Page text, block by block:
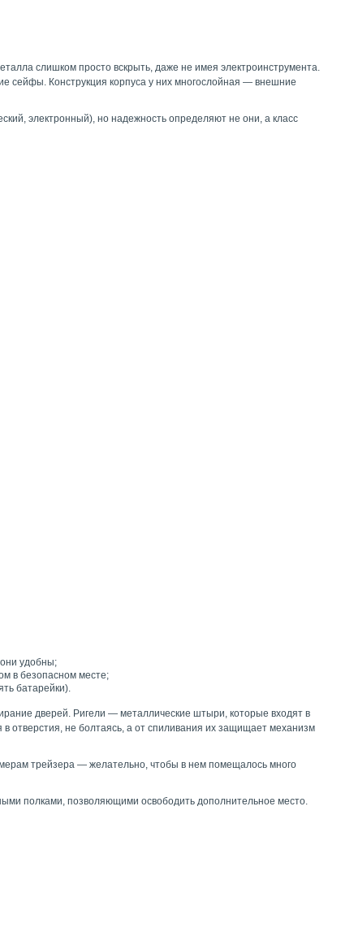
слишком просто вскрыть, даже не имея электроинструмента.
сейфы. Конструкция корпуса у них многослойная — внешние
электронный), но надежность определяют не они, а класс
удобны;
в безопасном месте;
батарейки).
дверей. Ригели — металлические штыри, которые входят в
отверстия, не болтаясь, а от спиливания их защищает механизм
трейзера — желательно, чтобы в нем помещалось много
полками, позволяющими освободить дополнительное место.